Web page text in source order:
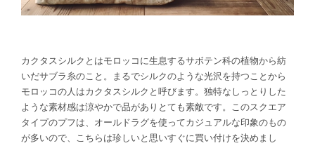
カクタスシルクとはモロッコに生息するサボテン科の植物から紡
いだサブラ糸のこと。まるでシルクのような光沢を持つことから
モロッコの人はカクタスシルクと呼びます。独特なしっとりした
ような素材感は涼やかで品がありとても素敵です。このスクエア
タイプのプフは、オールドラグを使ってカジュアルな印象のもの
が多いので、こちらは珍しいと思いすぐに買い付けを決めまし